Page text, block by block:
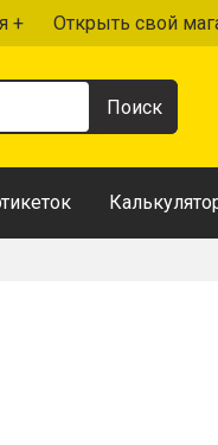
+ Открыть свой